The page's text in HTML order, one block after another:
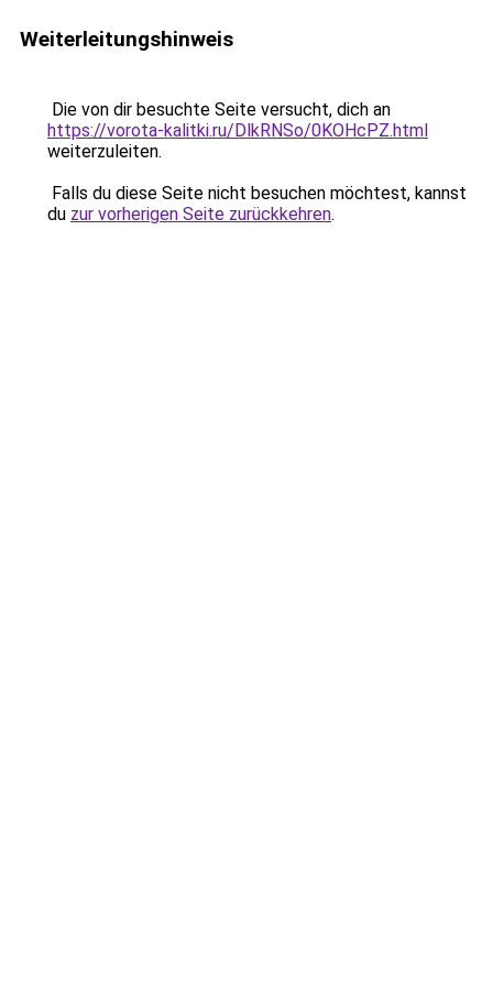
Weiterleitungshinweis
Die von dir besuchte Seite versucht, dich an
https://vorota-kalitki.ru/DlkRNSo/0KOHcPZ.html
weiterzuleiten.
Falls du diese Seite nicht besuchen möchtest, kannst
du zur vorherigen Seite zurückkehren.